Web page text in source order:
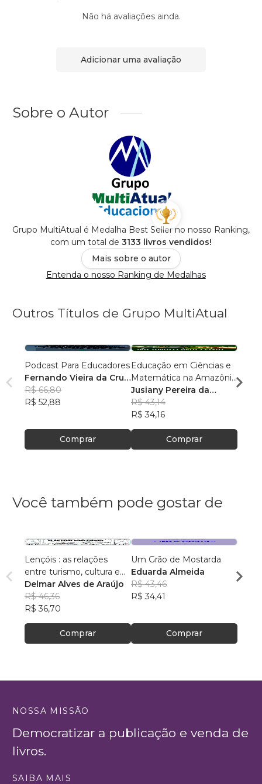
Não há avaliações ainda.
Adicionar uma avaliação
Sobre o Autor
Grupo MultiAtual é Medalha Best Seller no nosso Ranking,
com um total de 3133 livros vendidos!
Mais sobre o autor
Entenda o nosso Ranking de Medalhas
Outros Títulos de Grupo MultiAtual
Podcast Para Educadores
Fernando Vieira da Cruz
(Fernandinho Cruz)
R$ 66,80
R$ 52,88
Comprar
Educação em Ciências e
Matemática na Amazônia
Legal: Pesquisas e
Práticas Pedagógicas
Jusiany Pereira da
Cunha dos Santos
R$ 43,14
R$ 34,16
Comprar
Érica
Você também pode gostar de
Lençóis : as relações
entre turismo, cultura e
ambiente
Delmar Alves de Araújo
R$ 46,36
R$ 36,70
Comprar
Um Grão de Mostarda
Eduarda Almeida
R$ 43,46
R$ 34,41
Comprar
Aulas
NOSSA MISSÃO
Democratizar a publicação e venda de
livros.
SAIBA MAIS